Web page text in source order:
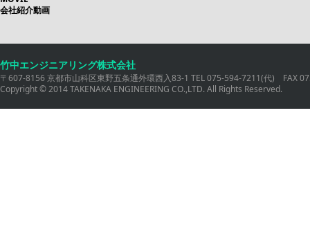
会社紹介動画
竹中エンジニアリング株式会社
〒607-8156 京都市山科区東野五条通外環西入83-1 TEL 075-594-7211(代) FAX
Copyright © 2014 TAKENAKA ENGINEERING CO.,LTD. All Rights Reserved.